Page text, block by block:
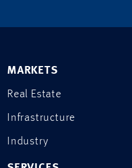
MARKETS
Real Estate
Infrastructure
Industry